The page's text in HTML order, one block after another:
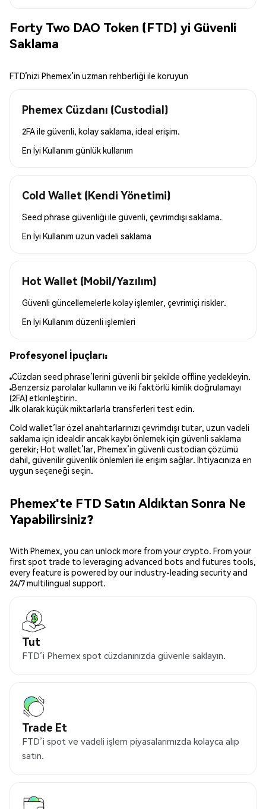
Forty Two DAO Token (FTD) yi Güvenli
Saklama
FTD’nizi Phemex’in uzman rehberliği ile koruyun
Phemex Cüzdanı (Custodial)
2FA ile güvenli, kolay saklama, ideal erişim.
En İyi Kullanım günlük kullanım
Cold Wallet (Kendi Yönetimi)
Seed phrase güvenliği ile güvenli, çevrimdışı saklama.
En İyi Kullanım uzun vadeli saklama
Hot Wallet (Mobil/Yazılım)
Güvenli güncellemelerle kolay işlemler, çevrimiçi riskler.
En İyi Kullanım düzenli işlemleri
Profesyonel İpuçları:
Cüzdan seed phrase’lerini güvenli bir şekilde offline yedekleyin.
Benzersiz parolalar kullanın ve iki faktörlü kimlik doğrulamayı
(2FA) etkinleştirin.
İlk olarak küçük miktarlarla transferleri test edin.
Cold wallet’lar özel anahtarlarınızı çevrimdışı tutar, uzun vadeli
saklama için idealdir ancak kaybı önlemek için güvenli saklama
gerekir; Hot wallet’lar, Phemex’in güvenli custodian çözümü
dahil, güvenilir güvenlik önlemleri ile erişim sağlar. İhtiyacınıza en
uygun seçeneği seçin.
Phemex'te FTD Satın Aldıktan Sonra Ne
Yapabilirsiniz?
With Phemex, you can unlock more from your crypto. From your
first spot trade to leveraging advanced bots and futures tools,
every feature is powered by our industry-leading security and
24/7 multilingual support.
Tut
FTD’i Phemex spot cüzdanınızda güvenle saklayın.
Trade Et
FTD’i spot ve vadeli işlem piyasalarımızda kolayca alıp
satın.